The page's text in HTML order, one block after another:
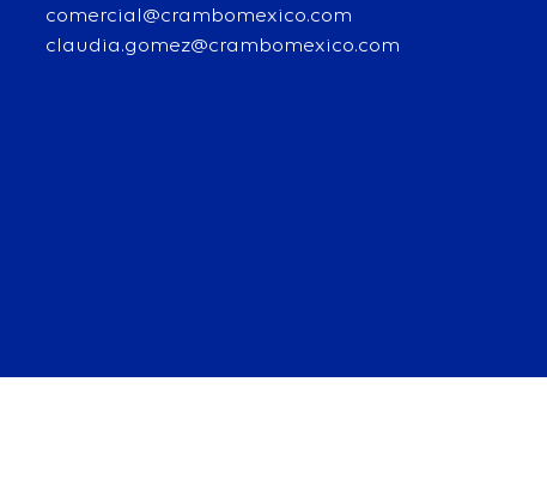
comercial@crambomexico.com
claudia.gomez@crambomexico.com